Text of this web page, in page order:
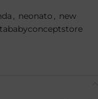
, neonato , new